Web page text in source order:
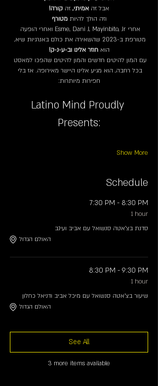
אבל זה אמיתי, זה קורה!
וזה הולך להיות מטורף
אחרי Esme, Dani J, Mayinbito, Jr ואחרי הופעה
מטורפת ב-2023 שהשאירה את כולם באנרגיות שיא,
הוא חוזר אלינו וב-ע-נ-ק!
עם המון להיטים חדשים והמון להיטים שהפכו למאסט
בכל רחבה, הוא מגיע אלינו היישר מאירופה. אז בלי
חפירות מיותרות:
Latino Mind Proudly
Presents:
Show More
Schedule
7:30 PM - 8:30 PM
1 hour
סדנת בצ׳אטה סנשואל עם אביב ועינב
האולם הגדול
8:30 PM - 9:30 PM
1 hour
שיעור בצ׳אטה סנשואל עם מיכל אביב ודניאל כחלון
האולם הגדול
3 more items available
See All